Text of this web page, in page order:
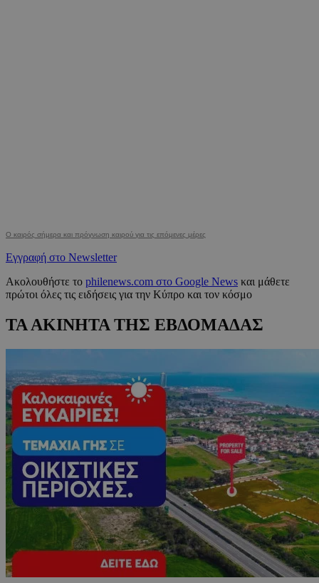
Ο καιρός σήμερα και πρόγνωση καιρού για τις επόμενες μέρες
Εγγραφή στο Newsletter
Ακολουθήστε το philenews.com στο Google News και μάθετε
πρώτοι όλες τις ειδήσεις για την Κύπρο και τον κόσμο
ΤΑ ΑΚΙΝΗΤΑ ΤΗΣ ΕΒΔΟΜΑΔΑΣ